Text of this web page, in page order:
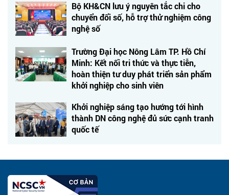
Bộ KH&CN lưu ý nguyên tắc chi cho
chuyển đổi số, hỗ trợ thử nghiệm công
nghệ số
Trường Đại học Nông Lâm TP. Hồ Chí
Minh: Kết nối tri thức và thực tiễn,
hoàn thiện tư duy phát triển sản phẩm
khởi nghiệp cho sinh viên
Khởi nghiệp sáng tạo hướng tới hình
thành DN công nghệ đủ sức cạnh tranh
quốc tế